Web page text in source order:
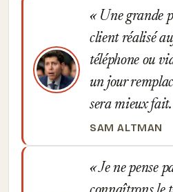
Une grande
client réalisé
téléphone ou
un jour
sera mieux fait.
SAM ALTMAN
Je ne pense